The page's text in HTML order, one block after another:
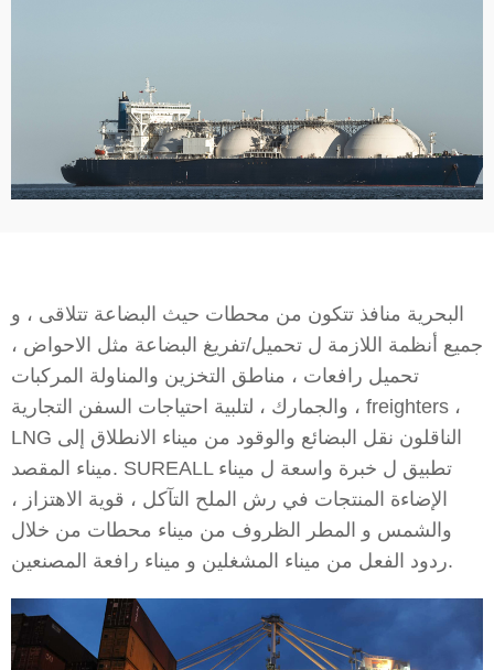
البحرية منافذ تتكون من محطات حيث البضاعة تتلاقى ، و
جميع أنظمة اللازمة ل تحميل/تفريغ البضاعة مثل الاحواض ،
تحميل رافعات ، مناطق التخزين والمناولة المركبات
والجمارك ، لتلبية احتياجات السفن التجارية ، freighters ،
LNG الناقلون نقل البضائع والوقود من ميناء الانطلاق إلى
ميناء المقصد. SUREALL تطبيق ل خبرة واسعة ل ميناء
الإضاءة المنتجات في رش الملح التآكل ، قوية الاهتزاز ،
والشمس و المطر الظروف من ميناء محطات من خلال
ردود الفعل من ميناء المشغلين و ميناء رافعة المصنعين.